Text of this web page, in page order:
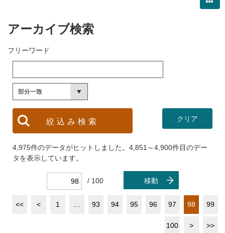
アーカイブ検索
フリーワード
4,975件のデータがヒットしました。4,851～4,900件目のデー
タを表示しています。
/ 100 移動
<< < 1 93 94 95 96 97 98 99
100 > >>